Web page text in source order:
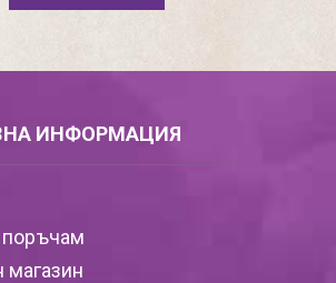
ИНФОРМАЦИЯ
поръчам
магазин